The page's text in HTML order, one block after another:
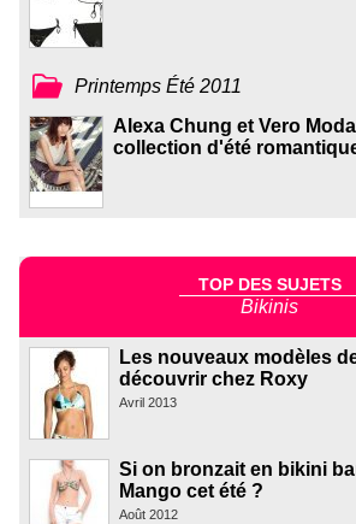
Printemps Été 2011
Alexa Chung et Vero
collection d'été
TOP DES SUJETS
Bikinis
Les nouveaux modèles
découvrir chez Roxy
Avril 2013
Si on bronzait en bikini
Mango cet été ?
Août 2012